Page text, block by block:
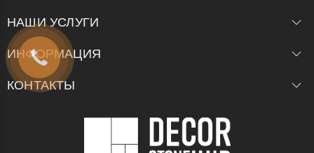
НАШИ УСЛУГИ
ИНФОРМАЦИЯ
КОНТАКТЫ